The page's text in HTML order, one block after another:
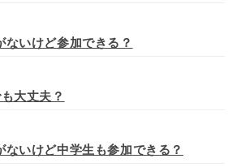
ないけど参加できる？
大丈夫？
ないけど中学生も参加できる？